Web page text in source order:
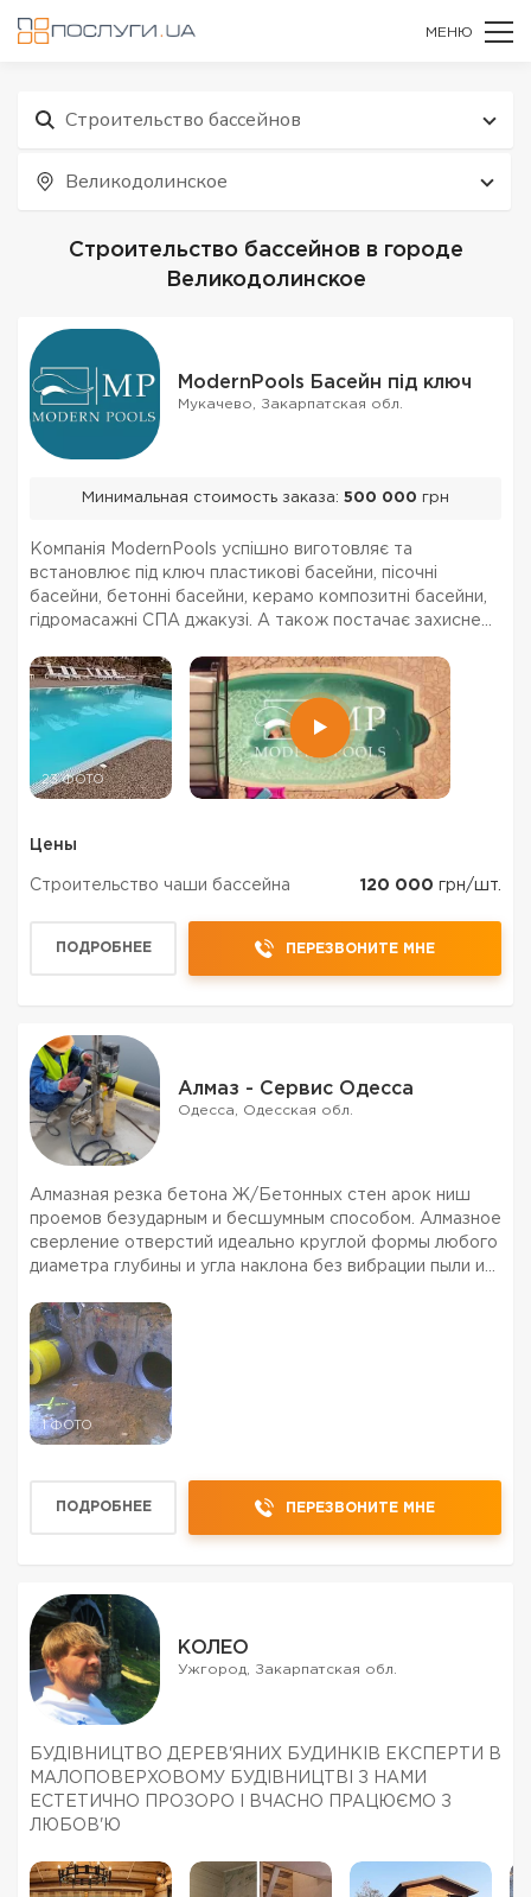
МЕНЮ
Строительство бассейнов
Великодолинское
Строительство бассейнов в городе
Великодолинское
ModernPools Басейн під ключ
Мукачево, Закарпатская обл.
Минимальная стоимость заказа: 500 000 грн
Компанія ModernPools успішно виготовляє та
встановлює під ключ пластикові басейни, пісочні
басейни, бетонні басейни, керамо композитні басейни,
гідромасажні СПА джакузі. А також постачає захисне
огорожі для зовнішніх басейнів, інше обладнання...
23 ФОТО
Цены
Строительство чаши бассейна 120 000 грн/шт.
ПОДРОБНЕЕ ПЕРЕЗВОНИТЕ МНЕ
Алмаз - Сервис Одесса
Одесса, Одесская обл.
Алмазная резка бетона Ж/Бетонных стен арок ниш
проемов безударным и бесшумным способом. Алмазное
сверление отверстий идеально круглой формы любого
диаметра глубины и угла наклона без вибрации пыли и
и инженерные сети. Демонтаж и резка бетона желез...
1 ФОТО
ПОДРОБНЕЕ ПЕРЕЗВОНИТЕ МНЕ
КОЛЕО
Ужгород, Закарпатская обл.
БУДІВНИЦТВО ДЕРЕВ'ЯНИХ БУДИНКІВ ЕКСПЕРТИ В
МАЛОПОВЕРХОВОМУ БУДІВНИЦТВІ З НАМИ
ЕСТЕТИЧНО ПРОЗОРО І ВЧАСНО ПРАЦЮЄМО З
ЛЮБОВ'Ю